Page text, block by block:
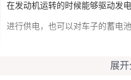
在发动机运转的时候能够驱动发
进行供电，也可以对车子的蓄电池
展